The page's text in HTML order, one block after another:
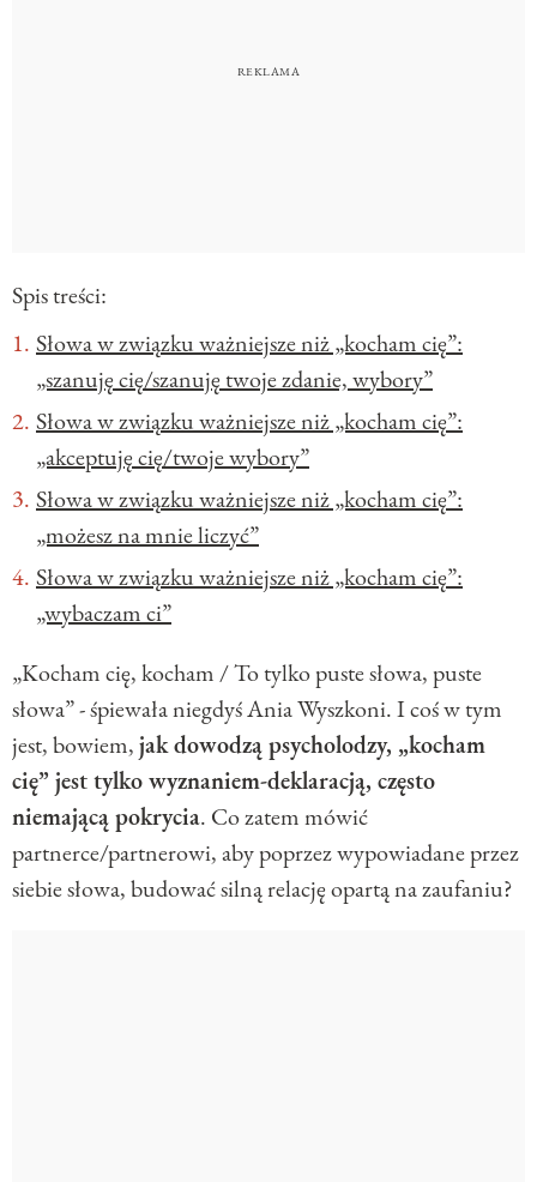
Spis treści:
Słowa w związku ważniejsze niż „kocham cię”:
„szanuję cię/szanuję twoje zdanie, wybory”
Słowa w związku ważniejsze niż „kocham cię”:
„akceptuję cię/twoje wybory”
Słowa w związku ważniejsze niż „kocham cię”:
„możesz na mnie liczyć”
Słowa w związku ważniejsze niż „kocham cię”:
„wybaczam ci”
„Kocham cię, kocham / To tylko puste słowa, puste
słowa” - śpiewała niegdyś Ania Wyszkoni. I coś w tym
jest, bowiem,jak dowodzą psycholodzy, „kocham
cię” jest tylko wyznaniem-deklaracją, często
niemającą pokrycia. Co zatem mówić
partnerce/partnerowi, aby poprzez wypowiadane przez
siebie słowa, budować silną relację opartą na zaufaniu?